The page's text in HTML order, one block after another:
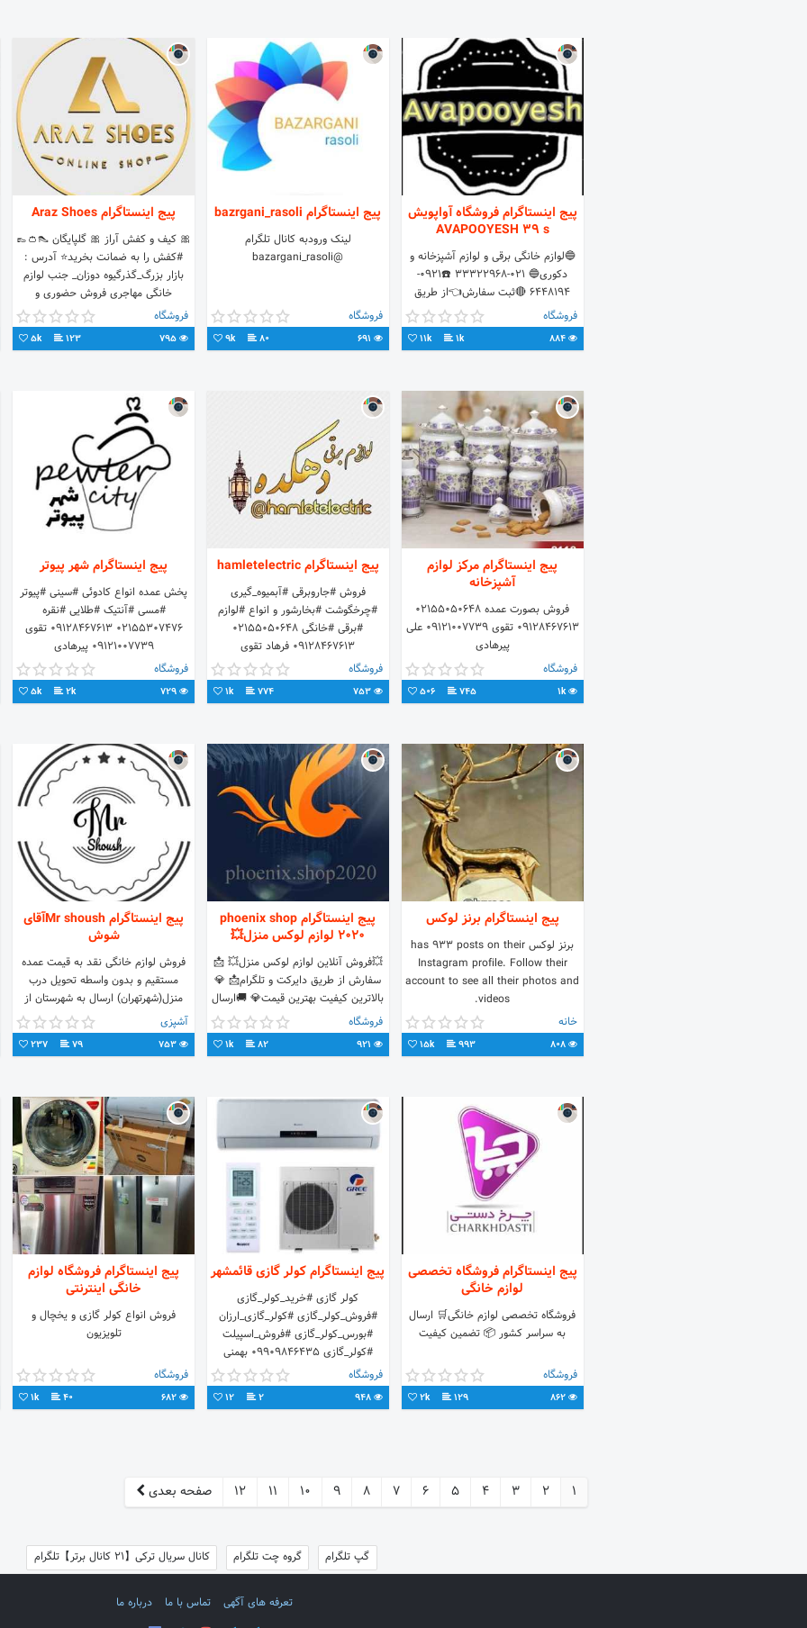
پیج اینستاگرام فروشگاه آواپویش
AVAPOOYESH 39 s
🔵لوازم خانگی برقی و لوازم آشپزخانه و
دکوری🔵 021-33322968 ☎️0921-
6448194 🔴ثبت سفارش👈از طریق
دایرکت و یا تماس
فروشگاه
884
1k
11k
پیج اینستاگرام bazrgani_rasoli
لینک ورودبه کانال تلگرام
@bazargani_rasoli
فروشگاه
80
9k
پیج اینستاگرام Araz Shoes
🎀 کیف و کفش آراز 🎀 گلپایگان 👠👛👞
#کفش را به ضمانت بخرید⭐ آدرس :
بازار بزرگ_گذرگیوه دوزان_ جنب لوازم
خانگی مهاجری فروش حضوری و
غیرحضوری09361954007فروشگاه
795
123
5k
پیج اینستاگرام مرکز لوازم
آشپزخانه
فروش بصورت عمده ۰۲۱۵۵۰۵۰۶۴۸
۰۹۱۲۸۴۶۷۶۱۳ تقوی ۰۹۱۲۱۰۰۷۷۳۹ علی
پیرهادی
فروشگاه
1k
745
506
پیج اینستاگرام hamletelectric
فروش #جاروبرقی #آبمیوه_گیری
#چرخگوشت #بخارشور و انواع #لوازم
#برقی #خانگی ۰۲۱۵۵۰۵۰۶۴۸
۰۹۱۲۸۴۶۷۶۱۳ فرهاد تقوی
۰۹۱۲۱۰۰۷۷۳۹ علی پیرهادیفروشگاه
753
774
1k
پیج اینستاگرام شهر پیوتر
پخش عمده انواع کادوئی #سینی #پیوتر
#مسی #آنتیک #طلايی #نقره
۰۲۱۵۵۳۰۷۴۷۶ ۰۹۱۲۸۴۶۷۶۱۳ تقوی
۰۹۱۲۱۰۰۷۷۳۹ پیرهادی
http://t.me/pirhadicenterdotir
فروشگاه
729
2k
5k
پیج اینستاگرام برنز لوکس
برنز لوکس has 933 posts on their
Instagram profile. Follow their
account to see all their photos and
videos.
خانه
808
993
15k
پیج اینستاگرام phoenix shop
2020 لوازم لوکس منزل💥
💥فروش آنلاین لوازم لوکس منزل💥 📩
سفارش از طریق دایرکت و تلگرام📩 💎
بالاترین کیفیت بهترین قیمت💎 🚚ارسال
به سراسر کشور🚚 📱شماره تماس:
09334947927📲
فروشگاه
82
1k
پیج اینستاگرام Mr shoushآقای
شوش
فروش لوازم خانگی نقد به قیمت عمده
مستقیم و بدون واسطه تحویل درب
منزل(شهرتهران) ارسال به شهرستان از
طریق پست جهت اطلاع از قیمت ها
دایرکت مراجعه کنید
آشپزی
753
79
237
پیج اینستاگرام فروشگاه تخصصی
لوازم خانگی
فروشگاه تخصصی لوازم خانگی🛒 ارسال
به سراسر کشور 📦 تضمین کیفیت
فروشگاه
862
129
2k
پیج اینستاگرام کولر گازی قائمشهر
کولر گازی #خرید_کولر_گازی
#فروش_کولر_گازی #کولر_گازی_ارزان
#بورس_کولر_گازی #فروش_اسپیلت
#کولر_گازی 09909846435 بهمنی
http://wa.me/+989909846435
فروشگاه
948
2
12
پیج اینستاگرام فروشگاه لوازم
خانگی اینترنتی
فروش انواع کولر گازی و یخچال و
تلویزیون
فروشگاه
682
40
1k
1
2
3
4
5
6
7
8
9
10
11
12 صفحه بعدی
گپ تلگرام گروه چت تلگرام کانال سریال ترکی【21 کانال برتر】تلگرام
تعرفه های آگهی تماس با ما درباره ما